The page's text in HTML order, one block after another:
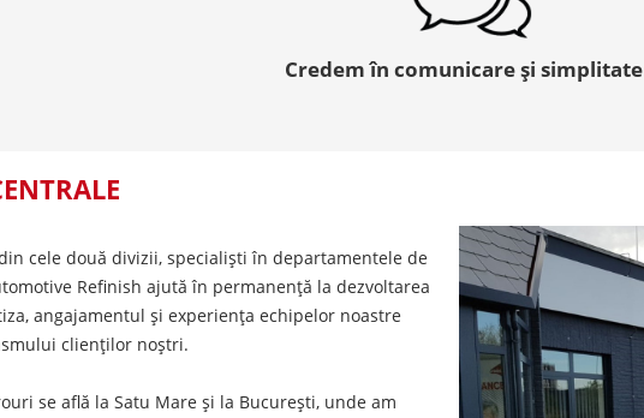
Credem în comunicare și simplitate
cele două divizii, specialiști în departamentele de
Refinish ajută în permanență la dezvoltarea
angajamentul și experiența echipelor noastre
clienților noștri.
se află la Satu Mare și la București, unde am